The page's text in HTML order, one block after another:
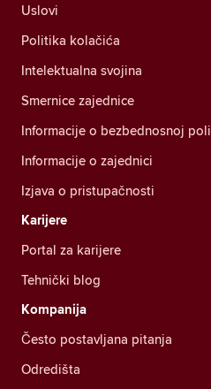
Uslovi
Politika kolačića
Intelektualna svojina
Smernice zajednice
Informacije o bezbednosnoj
Informacije o zajednici
Izjava o pristupačnosti
Karijere
Portal za karijere
Tehnički blog
Kompanija
Često postavljana pitanja
Odredišta